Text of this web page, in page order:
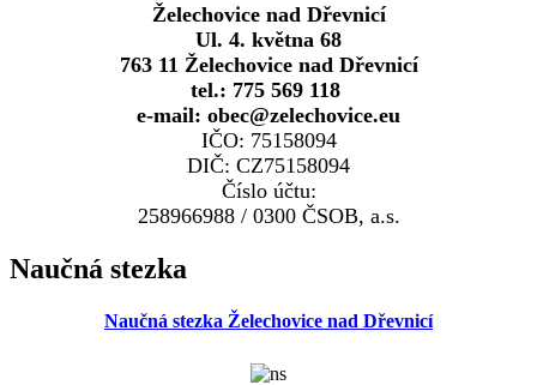
Želechovice nad Dřevnicí
Ul. 4. května 68
763 11 Želechovice nad Dřevnicí
tel.: 775 569 118
e-mail: obec@zelechovice.eu
IČO: 75158094
DIČ: CZ75158094
Číslo účtu:
258966988 / 0300 ČSOB, a.s.
Naučná stezka
Naučná stezka Želechovice nad Dřevnicí